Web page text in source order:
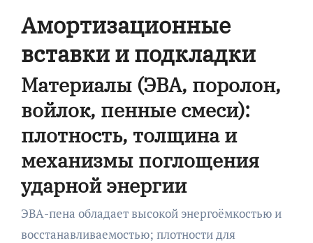
Амортизационные
вставки и подкладки
Материалы (ЭВА, поролон,
войлок, пенные смеси):
плотность, толщина и
механизмы поглощения
ударной энергии
ЭВА-пена обладает высокой энергоёмкостью и
восстанавливаемостью; плотности для